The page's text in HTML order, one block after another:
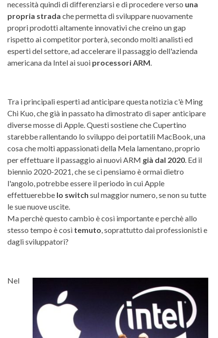
necessità quindi di differenziarsi e di procedere verso una
propria strada che permetta di sviluppare nuovamente
propri prodotti altamente innovativi che creino un gap
rispetto ai competitor porterà, secondo molti analisti ed
esperti del settore, ad accelerare il passaggio dell'azienda
americana da Intel ai suoi processori ARM
Tra i principali esperti ad anticipare questa notizia c'è Ming
Chi Kuo, che già in passato ha dimostrato di saper anticipare
diverse mosse di Apple. Questi sostiene che Cupertino
starebbe rallentando lo sviluppo dei portatili MacBook, una
cosa che molti appassionati della Mela lamentano, proprio
per effettuare il passaggio ai nuovi ARM già dal 2020 . Ed il
biennio 2020-2021, che se ci pensiamo è ormai dietro
l'angolo, potrebbe essere il periodo in cui Apple
effettuerebbe lo switch sul maggior numero, se non su tutte
le sue nuove uscite.
Ma perchè questo cambio è così importante e perchè allo
stesso tempo è così temuto , soprattutto dai professionisti e
dagli sviluppatori?
Nel